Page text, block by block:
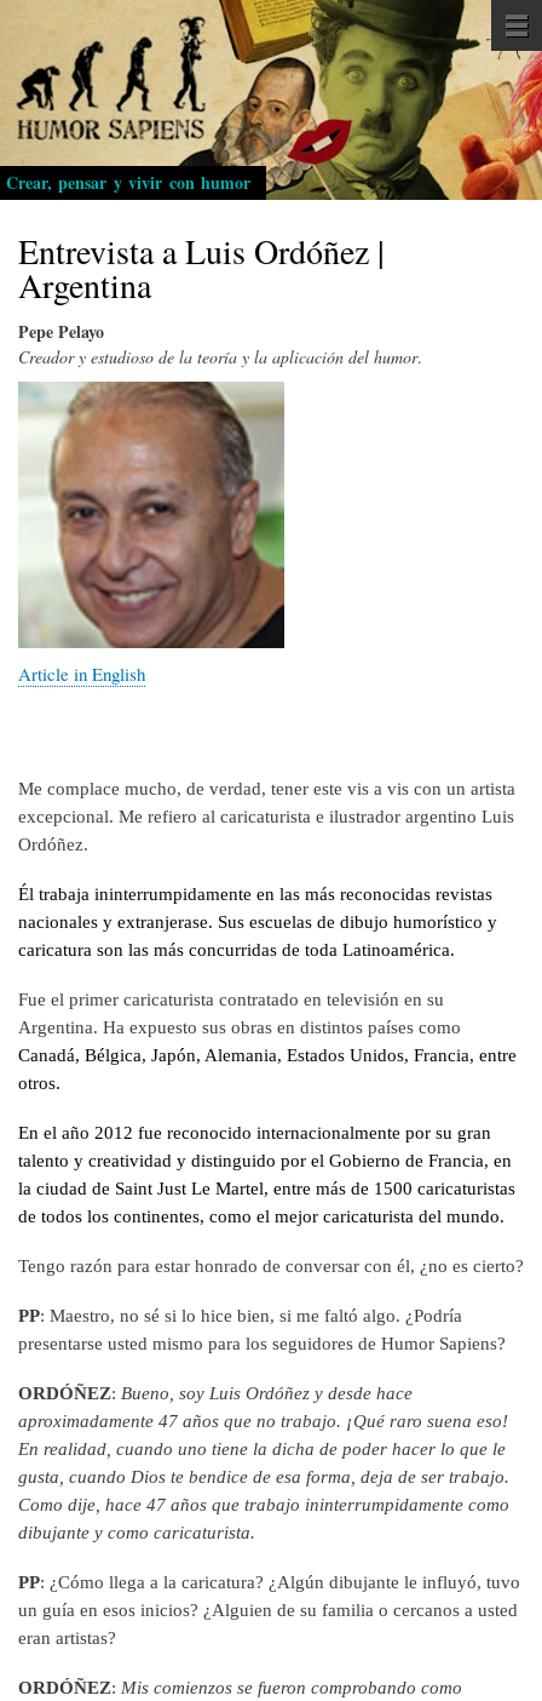
Pasar
al
contenido
principal
Crear, pensar y vivir con humor
Entrevista a Luis Ordóñez |
Argentina
Pepe Pelayo
Creador y estudioso de la teoría y la aplicación del humor.
Article in English
Me complace mucho, de verdad, tener este vis a vis con un artista
excepcional. Me refiero al caricaturista e ilustrador argentino Luis
Ordóñez.
Él trabaja ininterrumpidamente en las más reconocidas revistas
nacionales y extranjerase. Sus escuelas de dibujo humorístico y
caricatura son las más concurridas de toda Latinoamérica.
Fue el primer caricaturista contratado en televisión en su
Argentina. Ha expuesto sus obras en distintos países como
Canadá, Bélgica, Japón, Alemania, Estados Unidos, Francia, entre
otros.
En el año 2012 fue reconocido internacionalmente por su gran
talento y creatividad y distinguido por el Gobierno de Francia, en
la ciudad de Saint Just Le Martel, entre más de 1500 caricaturistas
de todos los continentes, como el mejor caricaturista del mundo.
Tengo razón para estar honrado de conversar con él, ¿no es cierto?
PP: Maestro, no sé si lo hice bien, si me faltó algo. ¿Podría
presentarse usted mismo para los seguidores de Humor Sapiens?
ORDÓÑEZ: Bueno, soy Luis Ordóñez y desde hace
aproximadamente 47 años que no trabajo. ¡Qué raro suena eso!
En realidad, cuando uno tiene la dicha de poder hacer lo que le
gusta, cuando Dios te bendice de esa forma, deja de ser trabajo.
Como dije, hace 47 años que trabajo ininterrumpidamente como
dibujante y como caricaturista.
PP: ¿Cómo llega a la caricatura? ¿Algún dibujante le influyó, tuvo
un guía en esos inicios? ¿Alguien de su familia o cercanos a usted
eran artistas?
ORDÓÑEZ: Mis comienzos se fueron comprobando como